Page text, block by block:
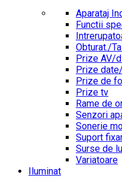
Aparataj
Functii
Obturat./
Prize AV/
Prize
Prize de
Prize tv
Rame de
Senzori
Sonerie
Suport
Surse de
Variatoare
Iluminat